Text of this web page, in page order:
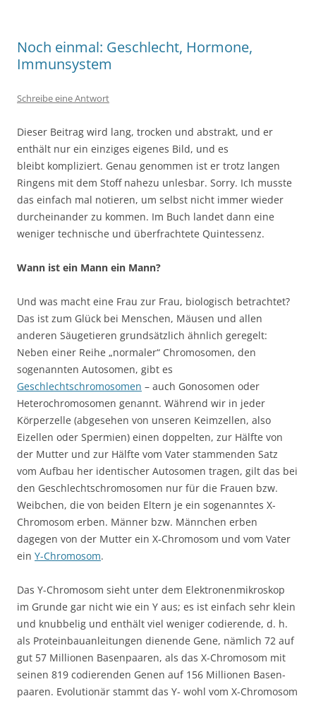
Noch einmal: Geschlecht, Hormone,
Immunsystem
Schreibe eine Antwort
Dieser Beitrag wird lang, trocken und abstrakt, und er
enthält nur ein einziges eigenes Bild, und es
bleibt kompliziert. Genau genommen ist er trotz langen
Ringens mit dem Stoff nahezu unlesbar. Sorry. Ich musste
das einfach mal notieren, um selbst nicht immer wieder
durcheinander zu kommen. Im Buch landet dann eine
weniger technische und überfrachtete Quintessenz.
Wann ist ein Mann ein Mann?
Und was macht eine Frau zur Frau, biologisch betrachtet?
Das ist zum Glück bei Menschen, Mäusen und allen
anderen Säugetieren grundsätzlich ähnlich geregelt:
Neben einer Reihe „normaler“ Chromosomen, den
sogenannten Autosomen, gibt es
Geschlechtschromosomen – auch Gonosomen oder
Heterochromosomen genannt. Während wir in jeder
Körperzelle (abgesehen von unseren Keimzellen, also
Eizellen oder Spermien) einen doppelten, zur Hälfte von
der Mutter und zur Hälfte vom Vater stammenden Satz
vom Aufbau her identischer Autosomen tragen, gilt das bei
den Geschlechtschromosomen nur für die Frauen bzw.
Weibchen, die von beiden Eltern je ein sogenanntes X-
Chromosom erben. Männer bzw. Männchen erben
dagegen von der Mutter ein X-Chromosom und vom Vater
ein Y-Chromosom.
Das Y-Chromosom sieht unter dem Elektronenmikroskop
im Grunde gar nicht wie ein Y aus; es ist einfach sehr klein
und knubbelig und enthält viel weniger codierende, d. h.
als Proteinbauanleitungen dienende Gene, nämlich 72 auf
gut 57 Millionen Basenpaaren, als das X-Chromosom mit
seinen 819 codierenden Genen auf 156 Millionen Basen­
paaren. Evolutionär stammt das Y- wohl vom X-Chromosom